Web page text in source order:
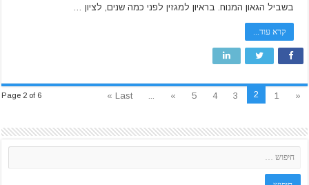
בשביל הגאון המנוח. בראיון למגזין לפני כמה שנים, לציון …
קרא עוד...
Page 2 of 6 «
1
2
3
4
5
»
...
Last »